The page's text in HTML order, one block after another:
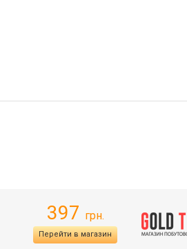
397 грн.
Перейти в магазин